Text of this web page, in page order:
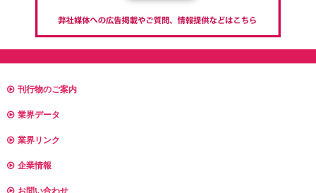
刊行物のご案内
業界データ
業界リンク
企業情報